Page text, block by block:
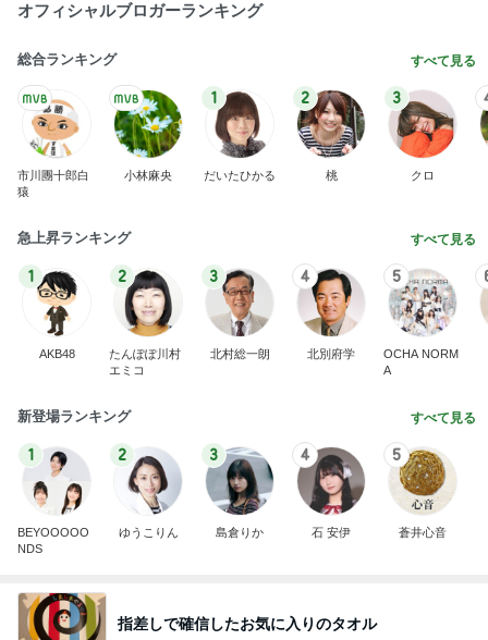
オフィシャルブロガーランキング
総合ランキング すべて見る
市川團十郎白
猿
小林麻央
1
だいたひかる
2
桃
3
クロ
急上昇ランキング すべて見る
1
AKB48
2
たんぽぽ川村
エミコ
3
北村総一朗
4
北別府学
5
OCHA NORM
A
新登場ランキング すべて見る
1
BEYOOOOO
NDS
2
ゆうこりん
3
島倉りか
4
石 安伊
5
蒼井心音
指差しで確信したお気に入りのタオル